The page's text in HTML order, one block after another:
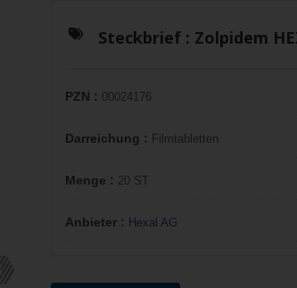
Steckbrief : Zolpidem
PZN : 00024176
Darreichung : Filmtabletten
Menge : 20 ST
Anbieter : Hexal AG